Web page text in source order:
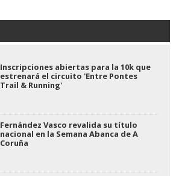
Inscripciones abiertas para la 10k que
estrenará el circuito 'Entre Pontes
Trail & Running'
Fernández Vasco revalida su título
nacional en la Semana Abanca de A
Coruña